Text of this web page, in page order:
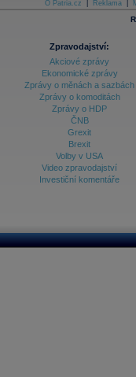
Archiv - Měsíční makroekonomické
Archiv - Treasury alerty
Archiv - Vývoj české koruny
Archiv analýz - Makroukazatele
Ceny průmyslových výrobců - Data a
Ceny průmyslových výrobců - Graf (ČR)
Ceny průmyslových výrobců - Kalendář
Ceny průmyslových výrobců -
Databanka - Ceny
O Patria.cz Reklama
Zpravodajství:
Akciové zprávy
Ekonomické zprávy
Zprávy o měnách a sazbách
Zprávy o komoditách
Zprávy o HDP
ČNB
Grexit
Brexit
Volby v USA
Video zpravodajství
Investiční komentáře